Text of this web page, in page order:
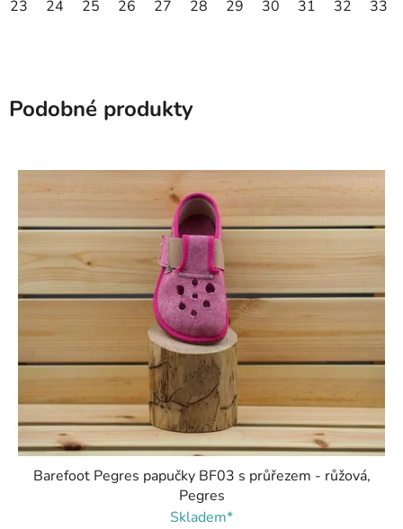
23 24 25 26 27 28 29 30 31 32 33
Podobné produkty
Barefoot Pegres papučky BF03 s průřezem - růžová,
Pegres
Skladem*